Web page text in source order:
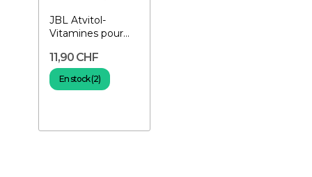
JBL Atvitol-
Vitamines pour
11,90 CHF
En stock (2)